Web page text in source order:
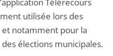
Télérecours
utilisée lors des
notamment pour la
élections municipales.